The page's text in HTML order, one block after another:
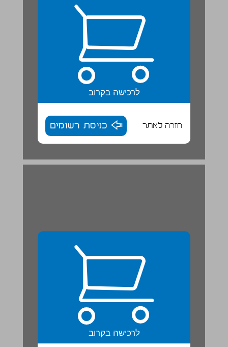
לרכישה בקרוב
חזרה לאתר כניסת רשומים
לרכישה בקרוב